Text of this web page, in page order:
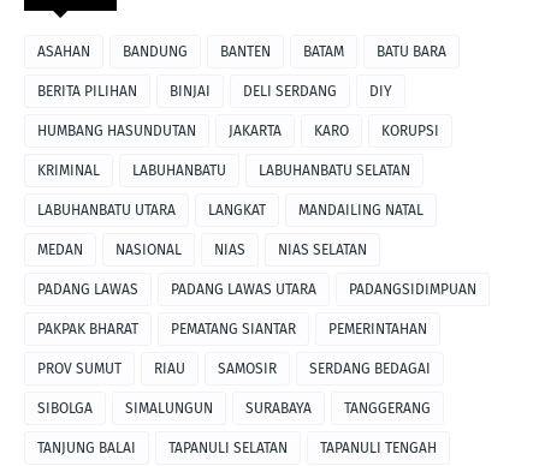
ASAHAN BANDUNG BANTEN BATAM BATU BARA
BERITA PILIHAN BINJAI DELI SERDANG DIY
HUMBANG HASUNDUTAN JAKARTA KARO KORUPSI
KRIMINAL LABUHANBATU LABUHANBATU SELATAN
LABUHANBATU UTARA LANGKAT MANDAILING NATAL
MEDAN NASIONAL NIAS NIAS SELATAN
PADANG LAWAS PADANG LAWAS UTARA PADANGSIDIMPUAN
PAKPAK BHARAT PEMATANG SIANTAR PEMERINTAHAN
PROV SUMUT RIAU SAMOSIR SERDANG BEDAGAI
SIBOLGA SIMALUNGUN SURABAYA TANGGERANG
TANJUNG BALAI TAPANULI SELATAN TAPANULI TENGAH